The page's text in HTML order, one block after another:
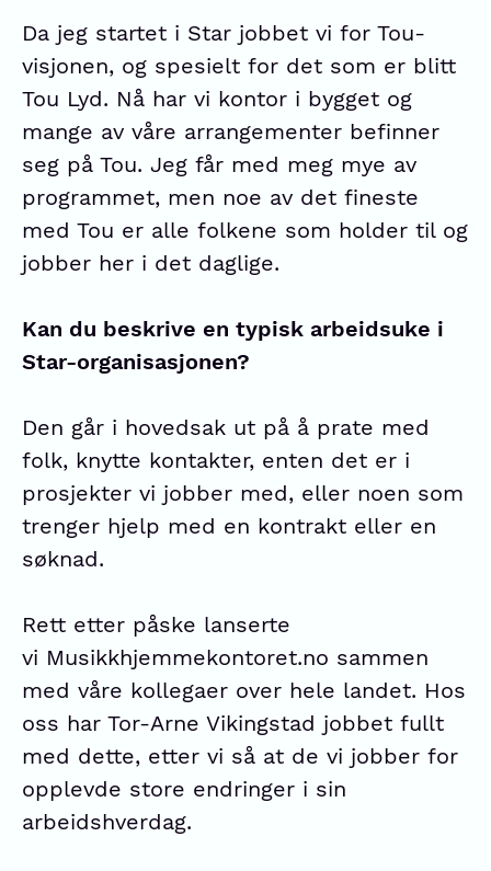
Da jeg startet i Star jobbet vi for Tou-
visjonen, og spesielt for det som er blitt
Tou Lyd. Nå har vi kontor i bygget og
mange av våre arrangementer befinner
seg på Tou. Jeg får med meg mye av
programmet, men noe av det fineste
med Tou er alle folkene som holder til og
jobber her i det daglige.
Kan du beskrive en typisk arbeidsuke i
Star-organisasjonen?
Den går i hovedsak ut på å prate med
folk, knytte kontakter, enten det er i
prosjekter vi jobber med, eller noen som
trenger hjelp med en kontrakt eller en
søknad.
Rett etter påske lanserte
vi Musikkhjemmekontoret.no sammen
med våre kollegaer over hele landet. Hos
oss har Tor-Arne Vikingstad jobbet fullt
med dette, etter vi så at de vi jobber for
opplevde store endringer i sin
arbeidshverdag.